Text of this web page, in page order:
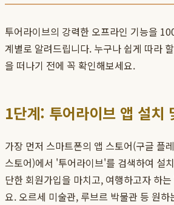
투어라이브의 강력한 오프라인 기능을
계별로 알려드립니다. 누구나 쉽게 따라
을 떠나기 전에 꼭 확인해보세요.
1단계: 투어라이브 앱 설치
가장 먼저 스마트폰의 앱 스토어(구글 플
스토어)에서 '투어라이브'를 검색하여 설
단한 회원가입을 마치고, 여행하고자 하
요. 오르세 미술관, 루브르 박물관 등 원